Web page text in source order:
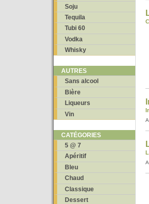
Soju
Tequila
Tubi 60
Vodka
Whisky
AUTRES
Sans alcool
Bière
Liqueurs
Vin
CATÉGORIES
5 @ 7
Apéritif
Bleu
Chaud
Classique
Dessert